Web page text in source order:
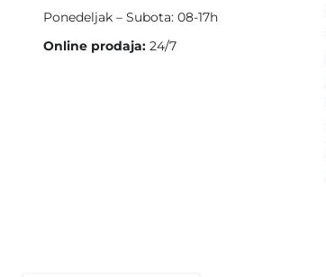
Ponedeljak – Subota: 08-17h
Online prodaja: 24/7